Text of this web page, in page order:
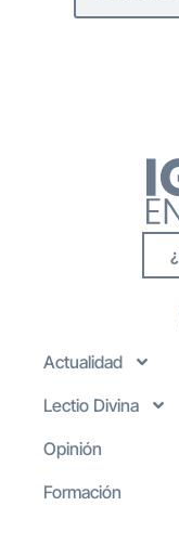
Actualidad
Lectio Divina
Opinión
Formación